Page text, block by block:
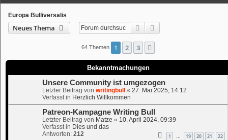
Europa Bulliversalis
Neues Thema Suche
64 Themen 1 2 3
Bekanntmachungen
Unsere Community ist umgezogen
Letzter Beitrag von writingbull « 27. Mai 2025, 14:12
Verfasst in Herzlich Willkommen
Patreon-Kampagne Writing Bull
Letzter Beitrag von Matze « 10. April 2024, 09:39
Verfasst in Dies und das
Antworten: 212 1 19 20 21 22